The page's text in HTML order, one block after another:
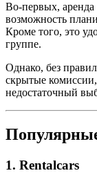
Во-первых, аренда
возможность
Кроме того, это
группе.
Однако, без
скрытые
недостаточный
1. Rentalcars